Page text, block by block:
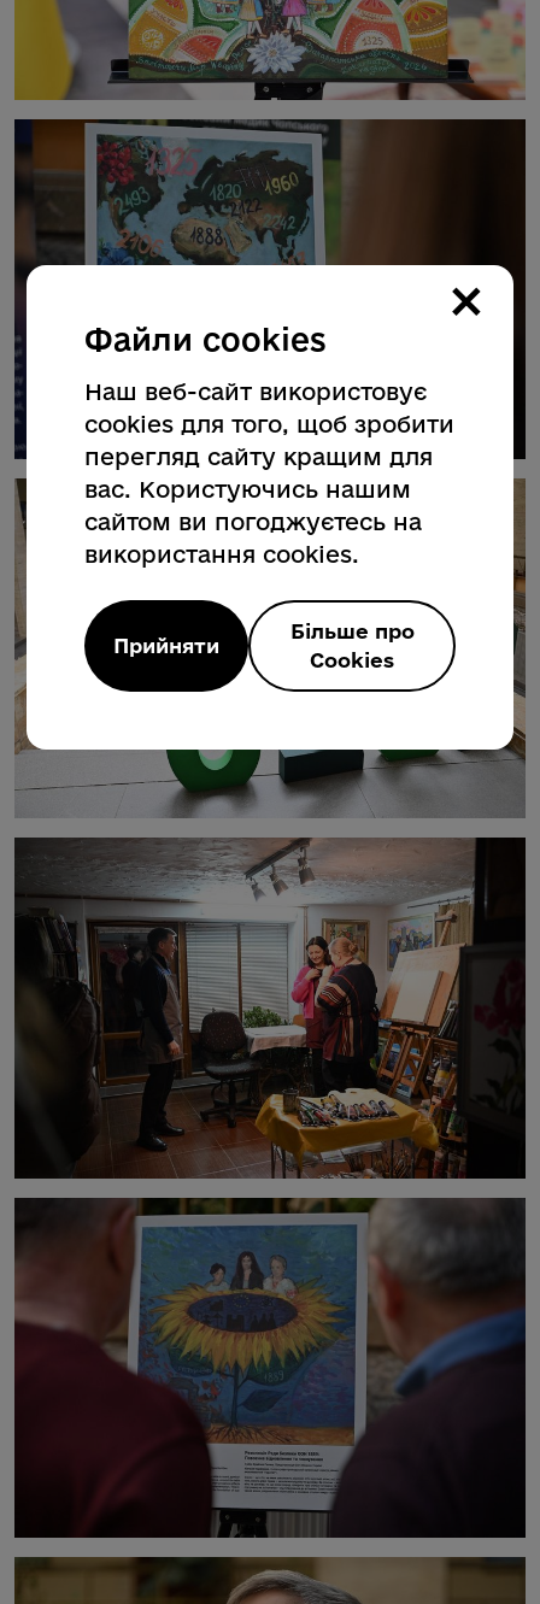
×
Файли cookies
Наш веб-сайт використовує
cookies для того, щоб зробити
перегляд сайту кращим для
вас. Користуючись нашим
сайтом ви погоджуєтесь на
використання cookies.
Прийняти
Більше про
Cookies